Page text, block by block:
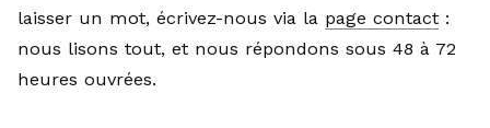
laisser un mot, écrivez-nous via la page contact :
nous lisons tout, et nous répondons sous 48 à 72
heures ouvrées.